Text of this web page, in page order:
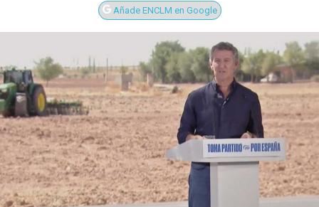
Añade ENCLM en Google